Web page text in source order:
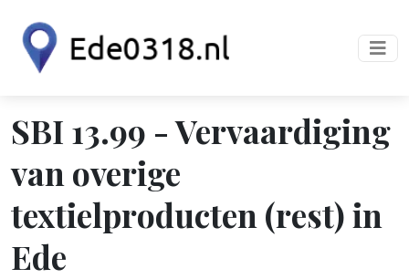
SBI 13.99 - Vervaardiging
van overige
textielproducten (rest) in
Ede